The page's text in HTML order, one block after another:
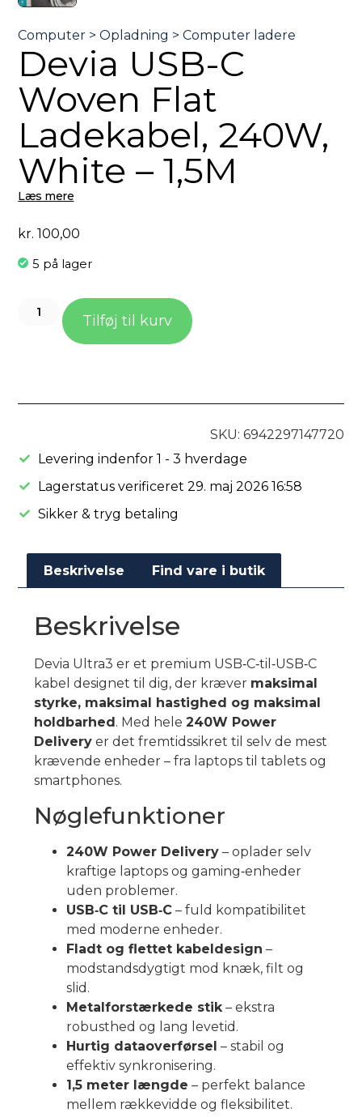
Devia USB-C
Woven Flat
Ladekabel, 240W,
White – 1,5M
Læs mere
kr. 100,00
5 på lager
Tilføj til kurv
SKU: 6942297147720
Levering indenfor 1 - 3 hverdage
Lagerstatus verificeret 29. maj 2026 16:58
Sikker & tryg betaling
Beskrivelse Find vare i butik
Beskrivelse
Devia Ultra3 er et premium USB‑C‑til‑USB‑C
kabel designet til dig, der kræver maksimal
styrke, maksimal hastighed og maksimal
holdbarhed . Med hele240W Power
Delivery er det fremtidssikret til selv de mest
krævende enheder – fra laptops til tablets og
smartphones.
Nøglefunktioner
240W Power Delivery – oplader selv
kraftige laptops og gaming‑enheder
uden problemer.
USB‑C til USB‑C – fuld kompatibilitet
med moderne enheder.
Fladt og flettet kabeldesign –
modstandsdygtigt mod knæk, filt og
slid.
Metalforstærkede stik – ekstra
robusthed og lang levetid.
Hurtig dataoverførsel – stabil og
effektiv synkronisering.
1,5 meter længde – perfekt balance
mellem rækkevidde og fleksibilitet.